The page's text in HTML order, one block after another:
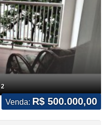
2
Venda: R$ 500.000,00